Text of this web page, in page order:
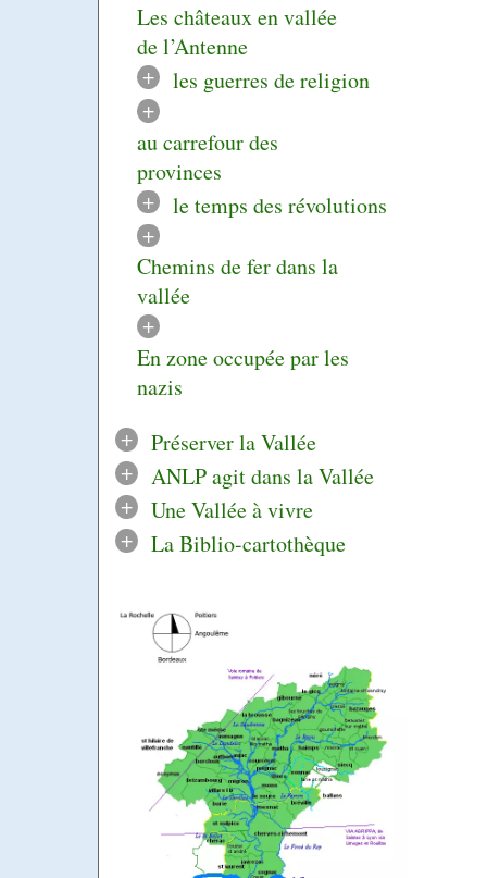
Les châteaux en vallée
de l’Antenne
+
les guerres de religion
+
au carrefour des
provinces
+
le temps des révolutions
+
Chemins de fer dans la
vallée
+
En zone occupée par les
nazis
+
Préserver la Vallée
+
ANLP agit dans la Vallée
+
Une Vallée à vivre
+
La Biblio-cartothèque